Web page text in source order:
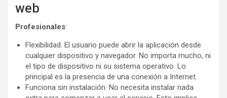
web
Profesionales:
Flexibilidad. El usuario puede abrir la aplicación desde
cualquier dispositivo y navegador. No importa mucho, ni
el tipo de dispositivo ni su sistema operativo. Lo
principal es la presencia de una conexión a Internet.
Funciona sin instalación. No necesita instalar nada